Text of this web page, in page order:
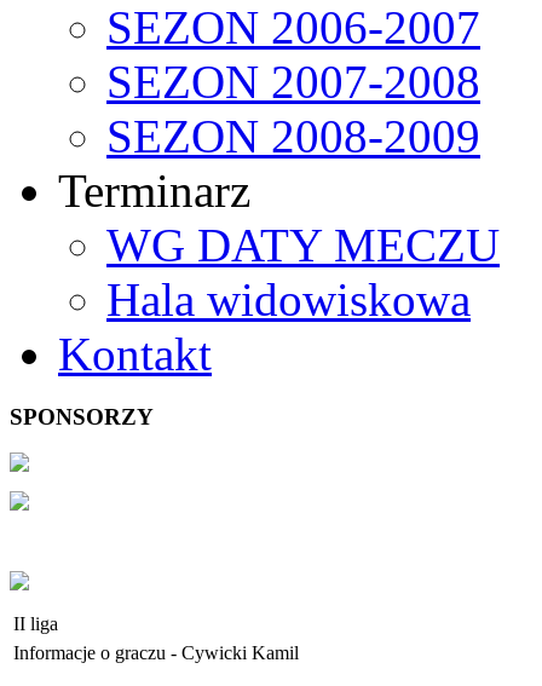
SEZON 2006-2007
SEZON 2007-2008
SEZON 2008-2009
Terminarz
WG DATY MECZU
Hala widowiskowa
Kontakt
SPONSORZY
II liga
Informacje o graczu - Cywicki Kamil